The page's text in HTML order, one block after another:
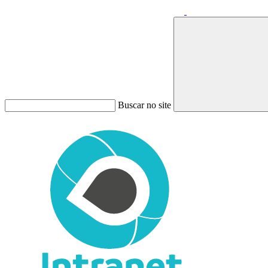
Buscar no site